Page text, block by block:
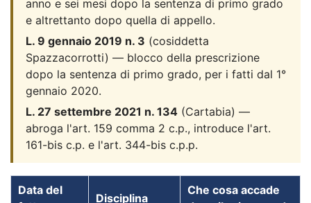
anno e sei mesi dopo la sentenza di primo grado
e altrettanto dopo quella di appello.
L. 9 gennaio 2019 n. 3 (cosiddetta
Spazzacorrotti) — blocco della prescrizione
dopo la sentenza di primo grado, per i fatti dal 1°
gennaio 2020.
L. 27 settembre 2021 n. 134 (Cartabia) —
abroga l'art. 159 comma 2 c.p., introduce l'art.
161-bis c.p. e l'art. 344-bis c.p.p.
Data del
Disciplina
Che cosa accade